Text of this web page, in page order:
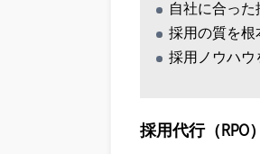
自社に合っ
採用の質を根
採用ノウハウ
採用代行（RPO）